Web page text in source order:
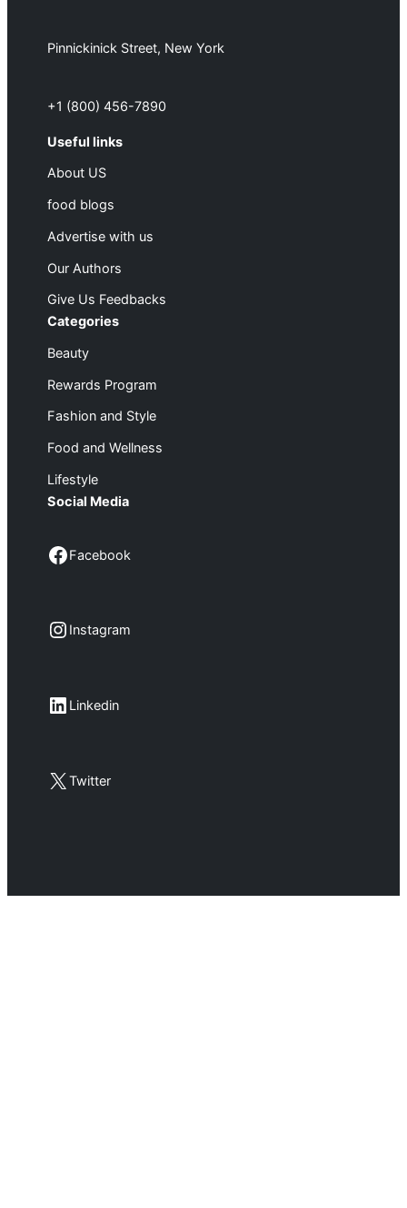
Pinnickinick Street, New York
+1 (800) 456-7890
Useful links
About US
food blogs
Advertise with us
Our Authors
Give Us Feedbacks
Categories
Beauty
Rewards Program
Fashion and Style
Food and Wellness
Lifestyle
Social Media
Facebook Facebook
Instagram Instagram
LinkedIn Linkedin
X Twitter